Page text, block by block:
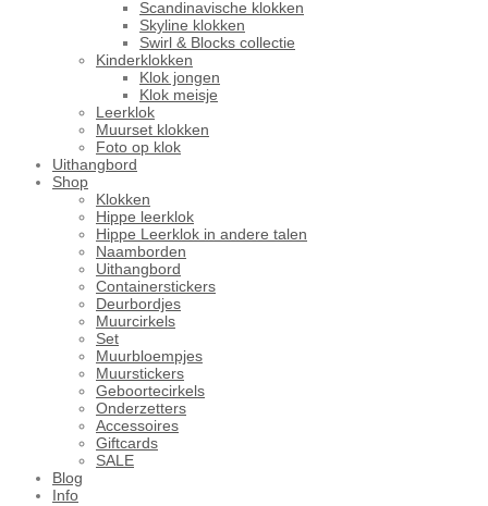
Scandinavische klokken
Skyline klokken
Swirl & Blocks collectie
Kinderklokken
Klok jongen
Klok meisje
Leerklok
Muurset klokken
Foto op klok
Uithangbord
Shop
Klokken
Hippe leerklok
Hippe Leerklok in andere talen
Naamborden
Uithangbord
Containerstickers
Deurbordjes
Muurcirkels
Set
Muurbloempjes
Muurstickers
Geboortecirkels
Onderzetters
Accessoires
Giftcards
SALE
Blog
Info